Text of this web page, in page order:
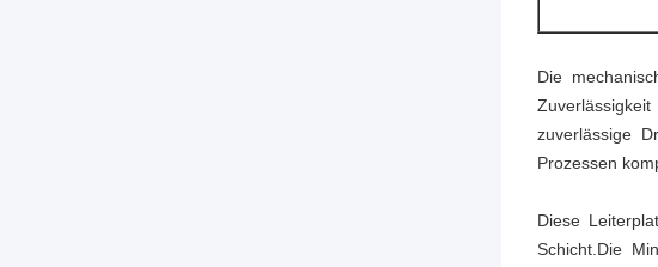
Die
zuverlässige
Prozessen
Diese
Schicht.Die